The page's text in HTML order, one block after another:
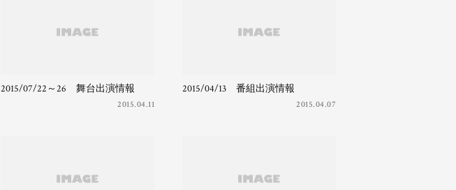
2015/07/22～26 舞台出演情報
2015.04.11
2015/04/13 番組出演情報
2015.04.07